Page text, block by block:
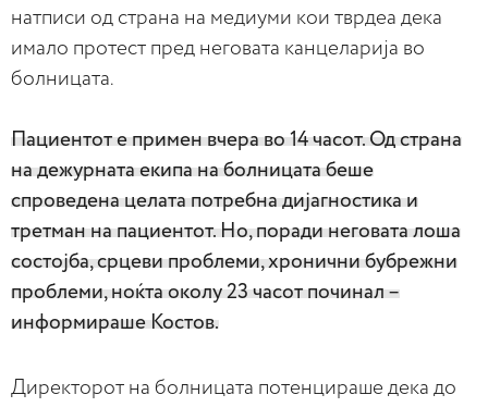
натписи од страна на медиуми кои тврдеа дека
имало протест пред неговата канцеларија во
болницата.
Пациентот е примен вчера во 14 часот. Од страна
на дежурната екипа на болницата беше
спроведена целата потребна дијагностика и
третман на пациентот. Но, поради неговата лоша
состојба, срцеви проблеми, хронични бубрежни
проблеми, ноќта околу 23 часот починал –
информираше Костов.
Директорот на болницата потенцираше дека до